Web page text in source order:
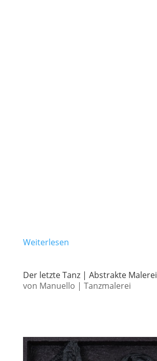
Weiterlesen
Der letzte Tanz | Abstrakte Malerei
von Manuello | Tanzmalerei